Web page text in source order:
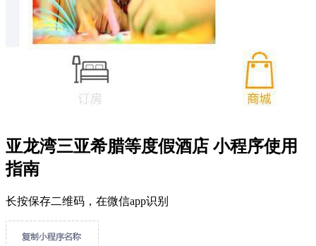
亚龙湾三亚希腊等度假酒店 小程序使用
指南
长按保存二维码，在微信app识别